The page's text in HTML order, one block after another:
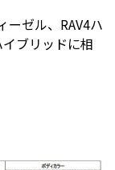
ーゼル、RAV4ハ
ブリッドに相